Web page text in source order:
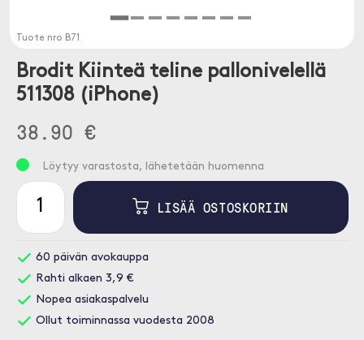
Tuote nro B71
Brodit Kiinteä teline pallonivelellä
511308 (iPhone)
38.90 €
Löytyy varastosta, lähetetään huomenna
LISÄÄ OSTOSKORIIN
60 päivän avokauppa
Rahti alkaen 3,9 €
Nopea asiakaspalvelu
Ollut toiminnassa vuodesta 2008